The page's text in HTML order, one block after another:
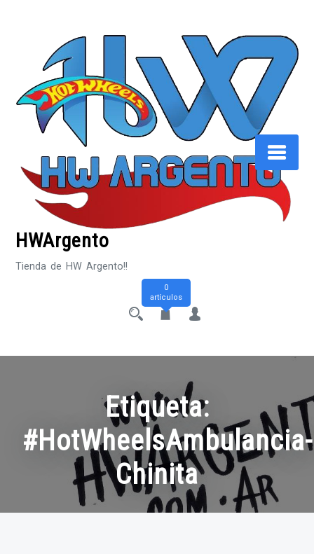
HWArgento
Tienda de HW Argento!!
0
artículos
Etiqueta:
#HotWheelsAmbulancia-
Chinita